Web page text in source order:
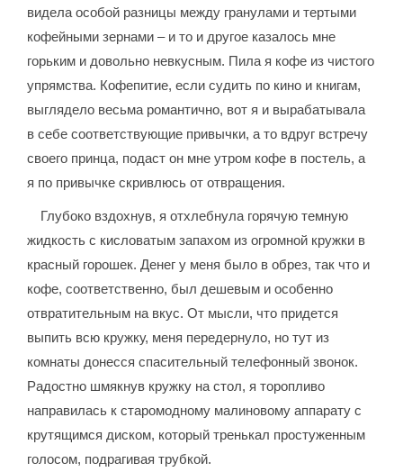
видела особой разницы между гранулами и тертыми
кофейными зернами – и то и другое казалось мне
горьким и довольно невкусным. Пила я кофе из чистого
упрямства. Кофепитие, если судить по кино и книгам,
выглядело весьма романтично, вот я и вырабатывала
в себе соответствующие привычки, а то вдруг встречу
своего принца, подаст он мне утром кофе в постель, а
я по привычке скривлюсь от отвращения.
Глубоко вздохнув, я отхлебнула горячую темную
жидкость с кисловатым запахом из огромной кружки в
красный горошек. Денег у меня было в обрез, так что и
кофе, соответственно, был дешевым и особенно
отвратительным на вкус. От мысли, что придется
выпить всю кружку, меня передернуло, но тут из
комнаты донесся спасительный телефонный звонок.
Радостно шмякнув кружку на стол, я торопливо
направилась к старомодному малиновому аппарату с
крутящимся диском, который тренькал простуженным
голосом, подрагивая трубкой.